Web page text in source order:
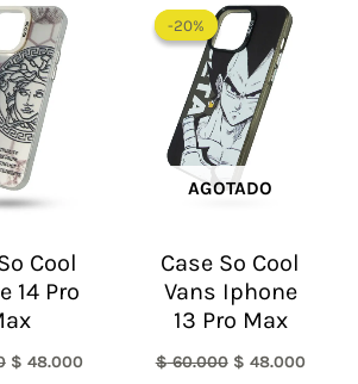
Cool
14 Pro
precio
original
era:
$ 60.000.
$ 48.000
-20%
AGOTADO
-20%
Case So Cool
Vans Iphone
13 Pro Max
$60.000
precio
original
era:
$ 60.000.
$ 48.000